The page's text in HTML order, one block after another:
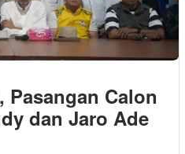
Calon
dan Jaro Ade